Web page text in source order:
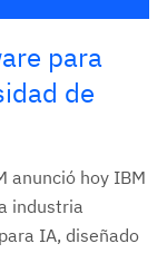
para
de
anunció hoy IBM
industria
IA, diseñado